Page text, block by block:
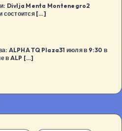
Divlja Menta Montenegro2
состоится […]
ALPHA TQ Plaza31 июля в 9:30 в
в ALP […]